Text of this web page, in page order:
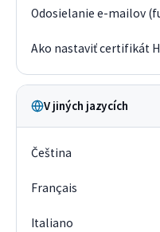
Odosielanie e-mailov
V jiných jazycích
Čeština
Français
Italiano